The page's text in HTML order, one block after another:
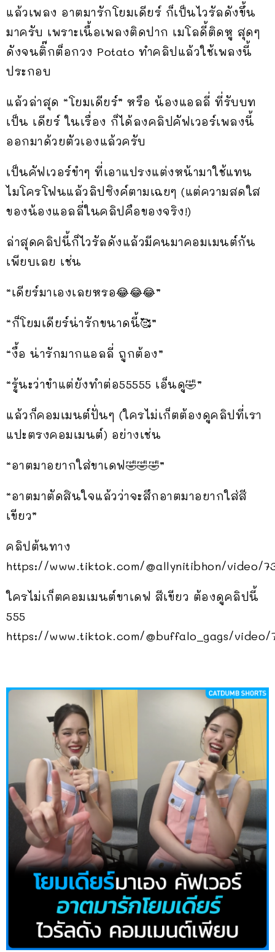
แล้วเพลง อาตมารักโยมเดียร์ ก็เป็นไวรัลดังขึ้น
มาครับ เพราะเนื้อเพลงติดปาก เมโลดี้ติดหู สุดๆ
ดังจนติ๊กต็อกวง Potato ทำคลิปแล้วใช้เพลงนี้
ประกอบ
แล้วล่าสุด “โยมเดียร์” หรือ น้องแอลลี่ ที่รับบท
เป็น เดียร์ ในเรื่อง ก็ได้ลงคลิปคัฟเวอร์เพลงนี้
ออกมาด้วยตัวเองแล้วครับ
เป็นคัฟเวอร์ขำๆ ที่เอาแปรงแต่งหน้ามาใช้แทน
ไมโครโฟนแล้วลิปซิงค์ตามเฉยๆ (แต่ความสดใส
ของน้องแอลลี่ในคลิปคือของจริง!)
ล่าสุดคลิปนี้ก็ไวรัลดังแล้วมีคนมาคอมเมนต์กัน
เพียบเลย เช่น
“เดียร์มาเองเลยหรอ😂😂😂”
“ก็โยมเดียร์น่ารักขนาดนี้🥰”
“งื้อ น่ารักมากแอลลี่ ถูกต้อง”
“รู้นะว่าขำแต่ยังทำต่อ55555 เอ็นดู🤣”
แล้วก็คอมเมนต์ปั่นๆ (ใครไม่เก็ตต้องดูคลิปที่เรา
แปะตรงคอมเมนต์) อย่างเช่น
“อาตมาอยากใส่ขาเดฟ🤣🤣🤣”
“อาตมาตัดสินใจแล้วว่าจะสึกอาตมาอยากใส่สี
เขียว”
คลิปต้นทาง
https://www.tiktok.com/@allynitibhon/video/
ใครไม่เก็ตคอมเมนต์ขาเดฟ สีเขียว ต้องดูคลิปนี้
555
https://www.tiktok.com/@buffalo_gags/video/